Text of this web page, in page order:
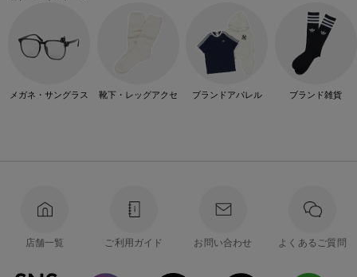
メガネ・サングラス 靴下・レッグアクセ ブランドアパレル ブランド雑貨
店舗一覧 ご利用ガイド お問い合わせ よくあるご質問